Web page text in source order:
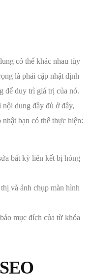
có thể khác nhau tùy
là phải cập nhật định
để duy trì giá trị của nó.
dung đầy đủ ở đây,
bạn có thể thực hiện:
bất kỳ liên kết bị hỏng
và ảnh chụp màn hình
mục đích của từ khóa